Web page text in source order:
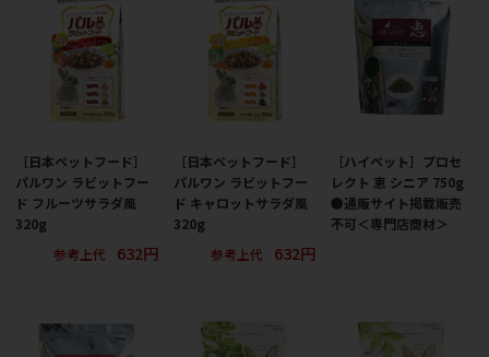
［日本ペットフード］
パルワン ラビットフー
ド フルーツサラダ風
320g
参考上代
632円
［日本ペットフード］
パルワン ラビットフー
ド キャロットサラダ風
320g
参考上代
632円
［ハイペット］プロセ
レクト 恵 シニア 750g
●通販サイト掲載販売
不可＜専門店商材＞